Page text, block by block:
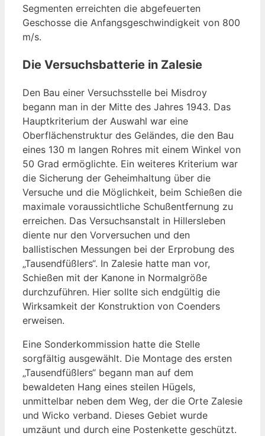
Segmenten erreichten die abgefeuerten
Geschosse die Anfangsgeschwindigkeit von 800
m/s.
Die Versuchsbatterie in Zalesie
Den Bau einer Versuchsstelle bei Misdroy
begann man in der Mitte des Jahres 1943. Das
Hauptkriterium der Auswahl war eine
Oberflächenstruktur des Geländes, die den Bau
eines 130 m langen Rohres mit einem Winkel von
50 Grad ermöglichte. Ein weiteres Kriterium war
die Sicherung der Geheimhaltung über die
Versuche und die Möglichkeit, beim Schießen die
maximale voraussichtliche Schußentfernung zu
erreichen. Das Versuchsanstalt in Hillersleben
diente nur den Vorversuchen und den
ballistischen Messungen bei der Erprobung des
„Tausendfüßlers“. In Zalesie hatte man vor,
Schießen mit der Kanone in Normalgröße
durchzuführen. Hier sollte sich endgültig die
Wirksamkeit der Konstruktion von Coenders
erweisen.
Eine Sonderkommission hatte die Stelle
sorgfältig ausgewählt. Die Montage des ersten
„Tausendfüßlers“ begann man auf dem
bewaldeten Hang eines steilen Hügels,
unmittelbar neben dem Weg, der die Orte Zalesie
und Wicko verband. Dieses Gebiet wurde
umzäunt und durch eine Postenkette geschützt.